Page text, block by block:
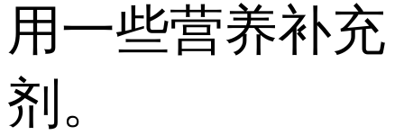
用一些营养补充
剂。